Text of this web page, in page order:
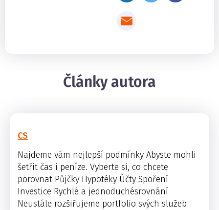
Články autora
CS
Najdeme vám nejlepší podmínky Abyste mohli
šetřit čas i peníze. Vyberte si, co chcete
porovnat Půjčky Hypotéky Účty Spoření
Investice Rychlé a jednoduchésrovnání
Neustále rozšiřujeme portfolio svých služeb